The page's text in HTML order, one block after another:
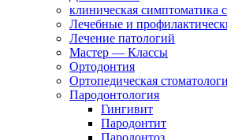
клиническая симптоматика
Лечебные и
Лечение патологий
Мастер — Классы
Ортодонтия
Ортопедическая
Пародонтология
Гингивит
Пародонтит
Пародонтоз